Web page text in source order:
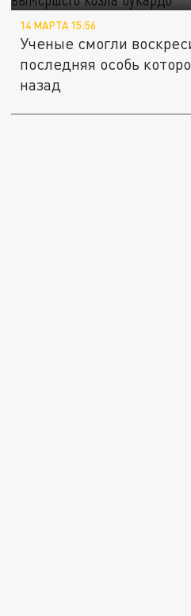
14 МАРТА 15:56
Ученые смогли
последняя особь
назад